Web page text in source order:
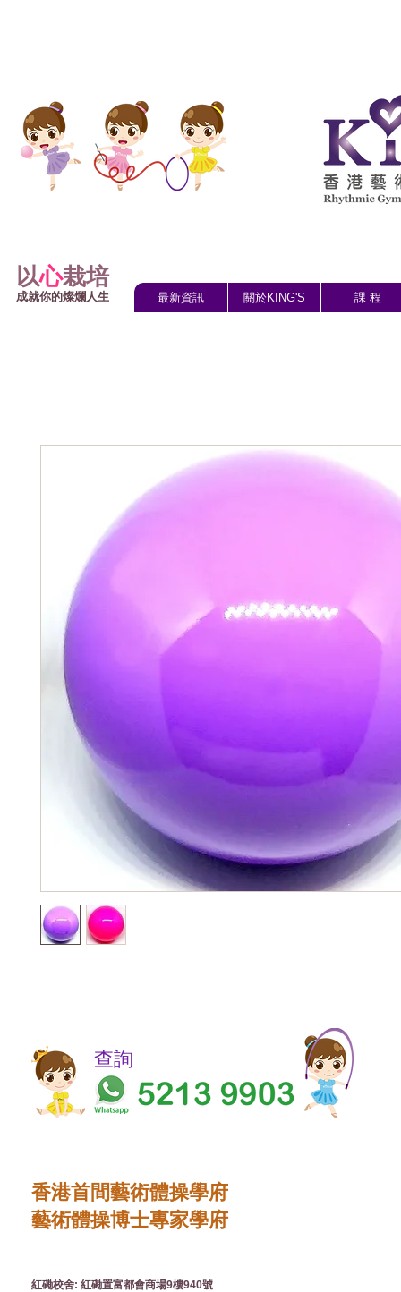
以心栽培
成就你的燦爛人生 最新資訊 關於KING'S 課 程
​​查詢
香港首間藝術體操學府
藝術體操博士專家學府
紅磡校舍: 紅磡置富都會商場9樓940號